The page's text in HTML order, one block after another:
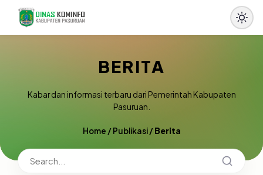
BERITA
Kabar dan informasi terbaru dari Pemerintah Kabupaten
Pasuruan.
Home /Publikasi/Berita